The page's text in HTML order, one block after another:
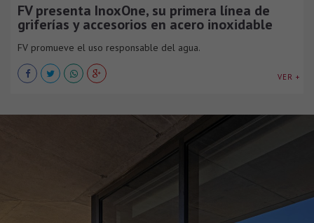
FV presenta InoxOne, su primera línea de
griferías y accesorios en acero inoxidable
FV promueve el uso responsable del agua.
VER +